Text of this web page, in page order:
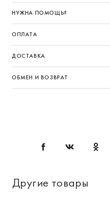
НУЖНА ПОМОЩЬ?
ОПЛАТА
ДОСТАВКА
ОБМЕН И ВОЗВРАТ
Другие товары